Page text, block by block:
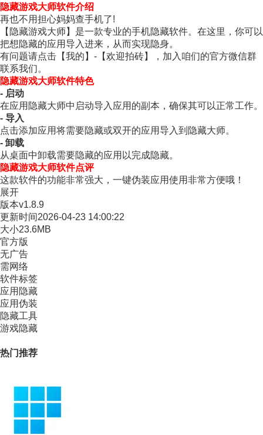
隐藏游戏大师软件介绍
再也不用担心妈妈查手机了!
【隐藏游戏大师】是一款专业的手机隐藏软件。在这里，你可以
把想隐藏的应用导入进来，从而实现隐身。
有问题请点击【我的】-【欢迎拍砖】，加入咱们的官方微信群
联系我们。
隐藏游戏大师软件特色
- 启动
在应用隐藏大师中启动导入应用的副本，确保其可以正常工作。
- 导入
点击添加应用将需要隐藏或双开的应用导入到隐藏大师。
- 卸载
从桌面中卸载需要隐藏的应用以完成隐藏。
隐藏游戏大师软件点评
这款软件的功能非常强大，一键伪装应用使用非常方便哦！
展开
版本v1.8.9
更新时间2026-04-23 14:00:22
大小23.6MB
官方版
无广告
需网络
软件标签
应用隐藏
应用伪装
隐藏工具
游戏隐藏
热门推荐